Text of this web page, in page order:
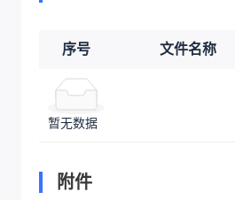
序号 文件名称
暂无数据
附件